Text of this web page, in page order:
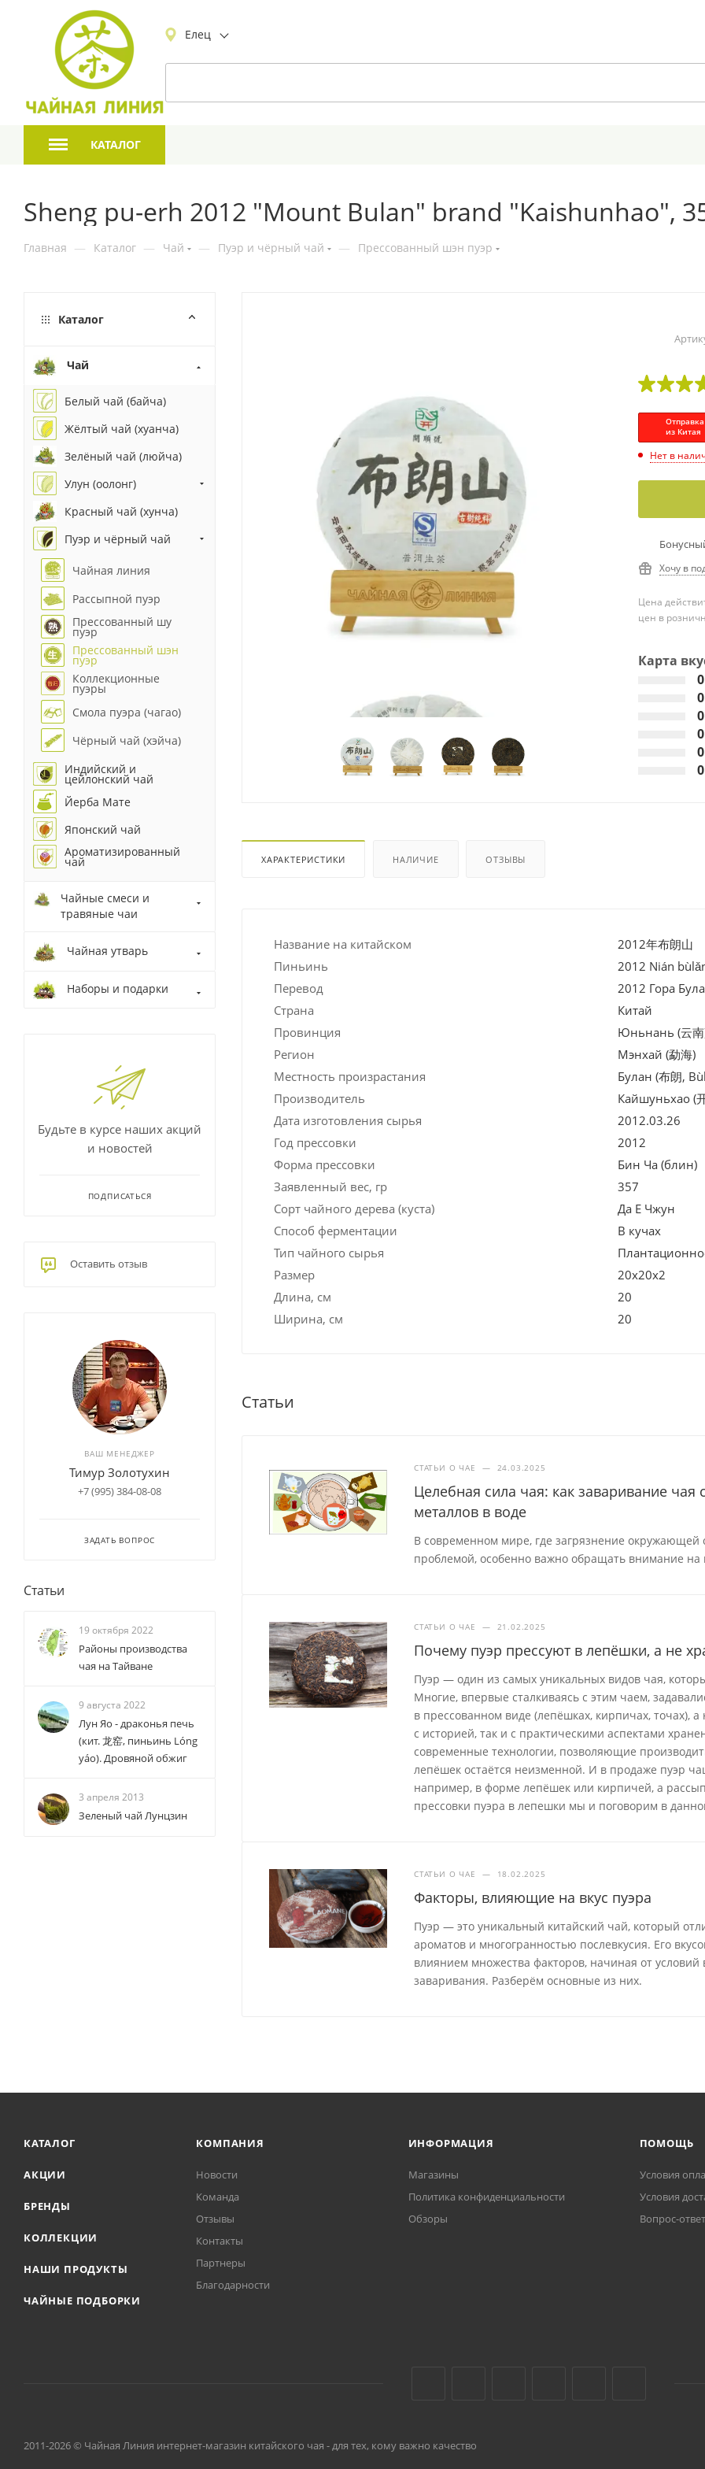
Елец
КАТАЛОГ
Sheng pu-erh 2012 "Mount Bulan" brand "Kaishunhao",
Главная — Каталог — Чай — Пуэр и чёрный чай — Прессованный шэн пуэр
Отправка
из Китая
Нет в
Хочу в
Цена
цен в
Карта
0
0
0
0
0
0
ХАРАКТЕРИСТИКИ НАЛИЧИЕ ОТЗЫВЫ
Название на китайском
2012年布朗山
Пиньинь
2012 Nián
Перевод
2012 Гора
Страна
Китай
Провинция
Юньнань (云
Регион
Мэнхай (勐海)
Местность произрастания
Булан (布朗,
Производитель
Кайшуньхао (
Дата изготовления сырья
2012.03.26
Год прессовки
2012
Форма прессовки
Бин Ча (блин)
Заявленный вес, гр
357
Сорт чайного дерева (куста)
Да Е Чжун
Способ ферментации
В кучах
Тип чайного сырья
Размер
20х20х2
Длина, см
20
Ширина, см
20
Статьи
СТАТЬИ О ЧАЕ — 24.03.2025
Целебная сила чая: как заваривание
металлов в воде
В современном мире, где загрязнение окружающей
проблемой, особенно важно обращать внимание на
СТАТЬИ О ЧАЕ — 21.02.2025
Почему пуэр прессуют в лепёшки, а не
Пуэр — один из самых уникальных видов чая,
Многие, впервые сталкиваясь с этим чаем,
в прессованном виде (лепёшках, кирпичах, точах),
с историей, так и с практическими аспектами
современные технологии, позволяющие
лепёшек остаётся неизменной. И в продаже пуэр
например, в форме лепёшек или кирпичей, а
прессовки пуэра в лепешки мы и поговорим в
СТАТЬИ О ЧАЕ — 18.02.2025
Факторы, влияющие на вкус пуэра
Пуэр — это уникальный китайский чай, который
ароматов и многогранностью послевкусия. Его
влиянием множества факторов, начиная от
заваривания. Разберём основные из них.
Каталог
Чай
Белый чай (байча)
Жёлтый чай (хуанча)
Зелёный чай (люйча)
Улун (оолонг)
Красный чай (хунча)
Пуэр и чёрный чай
Чайная линия
Рассыпной пуэр
Прессованный шу
пуэр
Прессованный шэн
пуэр
Коллекционные
пуэры
Смола пуэра (чагао)
Чёрный чай (хэйча)
Индийский и
цейлонский чай
Йерба Мате
Японский чай
Ароматизированный
чай
Чайные смеси и
травяные чаи
Чайная утварь
Наборы и подарки
Будьте в курсе наших акций
и новостей
ПОДПИСАТЬСЯ
Оставить отзыв
ВАШ МЕНЕДЖЕР
Тимур Золотухин
+7 (995) 384-08-08
ЗАДАТЬ ВОПРОС
Статьи
19 октября 2022
Районы производства
чая на Тайване
9 августа 2022
Лун Яо - драконья печь
(кит. 龙窑, пиньинь Lóng
yáo). Дровяной обжиг
3 апреля 2013
Зеленый чай Лунцзин
КАТАЛОГ
АКЦИИ
БРЕНДЫ
КОЛЛЕКЦИИ
НАШИ ПРОДУКТЫ
ЧАЙНЫЕ ПОДБОРКИ
КОМПАНИЯ
Новости
Команда
Отзывы
Контакты
Партнеры
Благодарности
ИНФОРМАЦИЯ
Магазины
Политика конфиденциальности
Обзоры
ПОМОЩЬ
Условия
Условия
Вопрос-ответ
2011-2026 © Чайная Линия интернет-магазин китайского чая - для тех, кому важно качество